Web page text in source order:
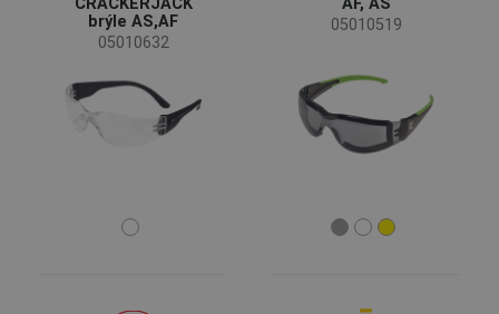
CRACKERJACK
brýle AS,AF
05010632
AF, AS
05010519